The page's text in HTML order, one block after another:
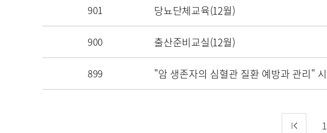
901 당뇨단체교육(12월)
900 출산준비교실(12월)
899 "암 생존자의 심혈관 질환 예방과 관리"
1